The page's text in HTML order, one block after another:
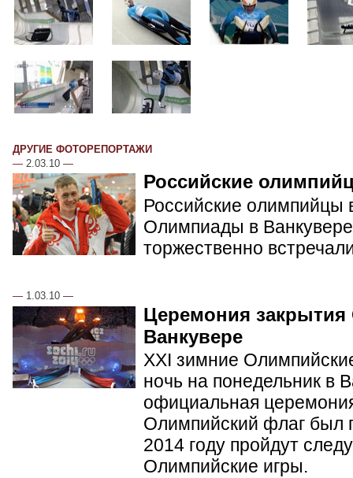
ДРУГИЕ ФОТОРЕПОРТАЖИ
— 2.03.10 —
Российские
Российские олимпийцы
Олимпиады в
торжественно
— 1.03.10 —
Церемония
Ванкувере
XXI зимние
ночь на понедельник в
официальная
Олимпийский флаг был
2014 году пройдут
Олимпийские игры.